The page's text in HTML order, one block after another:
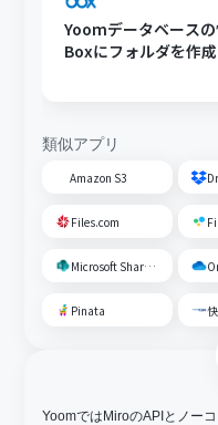
Yoomデータベース
Boxにフォルダを作成
類似アプリ
Amazon S3
Files.com
Microsoft SharePoint
Pinata
YoomではMiroのAPIとノー